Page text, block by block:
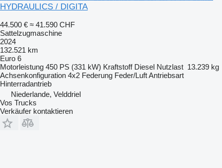
HYDRAULICS / DIGITA
44.500 € ≈ 41.590 CHF
Sattelzugmaschine
2024
132.521 km
Euro 6
Motorleistung 450 PS (331 kW) Kraftstoff Diesel Nutzlast 13.239 kg
Achsenkonfiguration 4x2 Federung Feder/LuftAntriebsart
Hinterradantrieb
Niederlande, Velddriel
Vos Trucks
Verkäufer kontaktieren